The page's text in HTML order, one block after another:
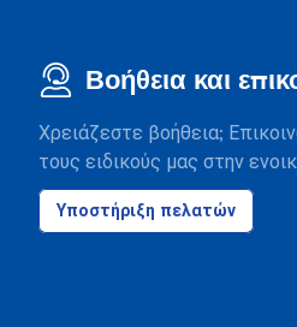
Βοήθεια και
Χρειάζεστε βοήθεια;
τους ειδικούς μας στην
Υποστήριξη πελατών